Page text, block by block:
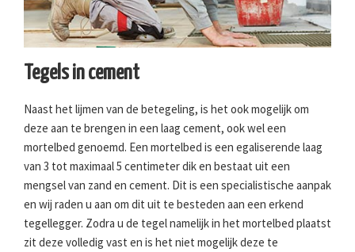
Tegels in cement
Naast het lijmen van de betegeling, is het ook mogelijk om
deze aan te brengen in een laag cement, ook wel een
mortelbed genoemd. Een mortelbed is een egaliserende laag
van 3 tot maximaal 5 centimeter dik en bestaat uit een
mengsel van zand en cement. Dit is een specialistische aanpak
en wij raden u aan om dit uit te besteden aan een erkend
tegellegger. Zodra u de tegel namelijk in het mortelbed plaatst
zit deze volledig vast en is het niet mogelijk deze te